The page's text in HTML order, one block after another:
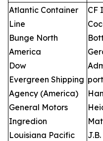
Atlantic Container
Line
Bunge North
America
Dow
Evergreen Shipping
Agency (America)
General Motors
Ingredion
Louisiana Pacific
CF